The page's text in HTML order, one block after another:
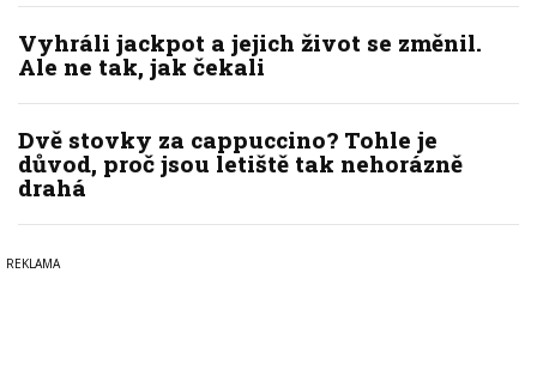
Vyhráli jackpot a jejich život se změnil.
Ale ne tak, jak čekali
Dvě stovky za cappuccino? Tohle je
důvod, proč jsou letiště tak nehorázně
drahá